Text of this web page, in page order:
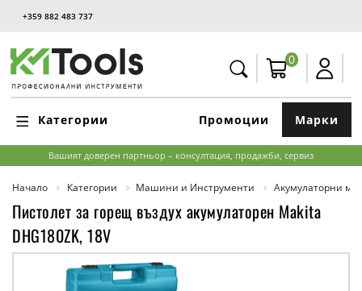
+359 882 483 737
0
Категории Марки
Промоции
Вашият доверен партньор – консултация, продажби, сервиз
Начало Категории Машини и Инструменти Акумулаторни
Пистолет за горещ въздух акумулаторен Makita
DHG180ZK, 18V